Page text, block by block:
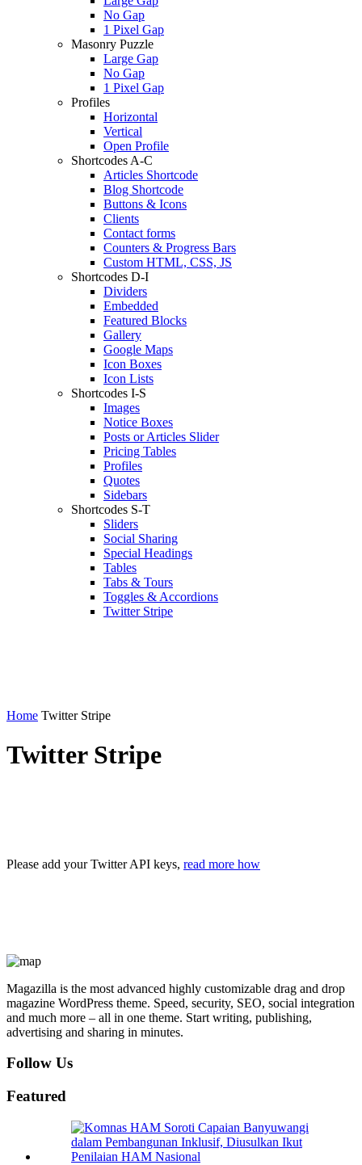
No Gap
1 Pixel Gap
Masonry Puzzle
Large Gap
No Gap
1 Pixel Gap
Profiles
Horizontal
Vertical
Open Profile
Shortcodes A-C
Articles Shortcode
Blog Shortcode
Buttons & Icons
Clients
Contact forms
Counters & Progress Bars
Custom HTML, CSS, JS
Shortcodes D-I
Dividers
Embedded
Featured Blocks
Gallery
Google Maps
Icon Boxes
Icon Lists
Shortcodes I-S
Images
Notice Boxes
Posts or Articles Slider
Pricing Tables
Profiles
Quotes
Sidebars
Shortcodes S-T
Sliders
Social Sharing
Special Headings
Tables
Tabs & Tours
Toggles & Accordions
Twitter Stripe
Home Twitter Stripe
Twitter Stripe
Please add your Twitter API keys, read more how
Magazilla is the most advanced highly customizable drag and drop
magazine WordPress theme. Speed, security, SEO, social integration
and much more – all in one theme. Start writing, publishing,
advertising and sharing in minutes.
Follow Us
Featured